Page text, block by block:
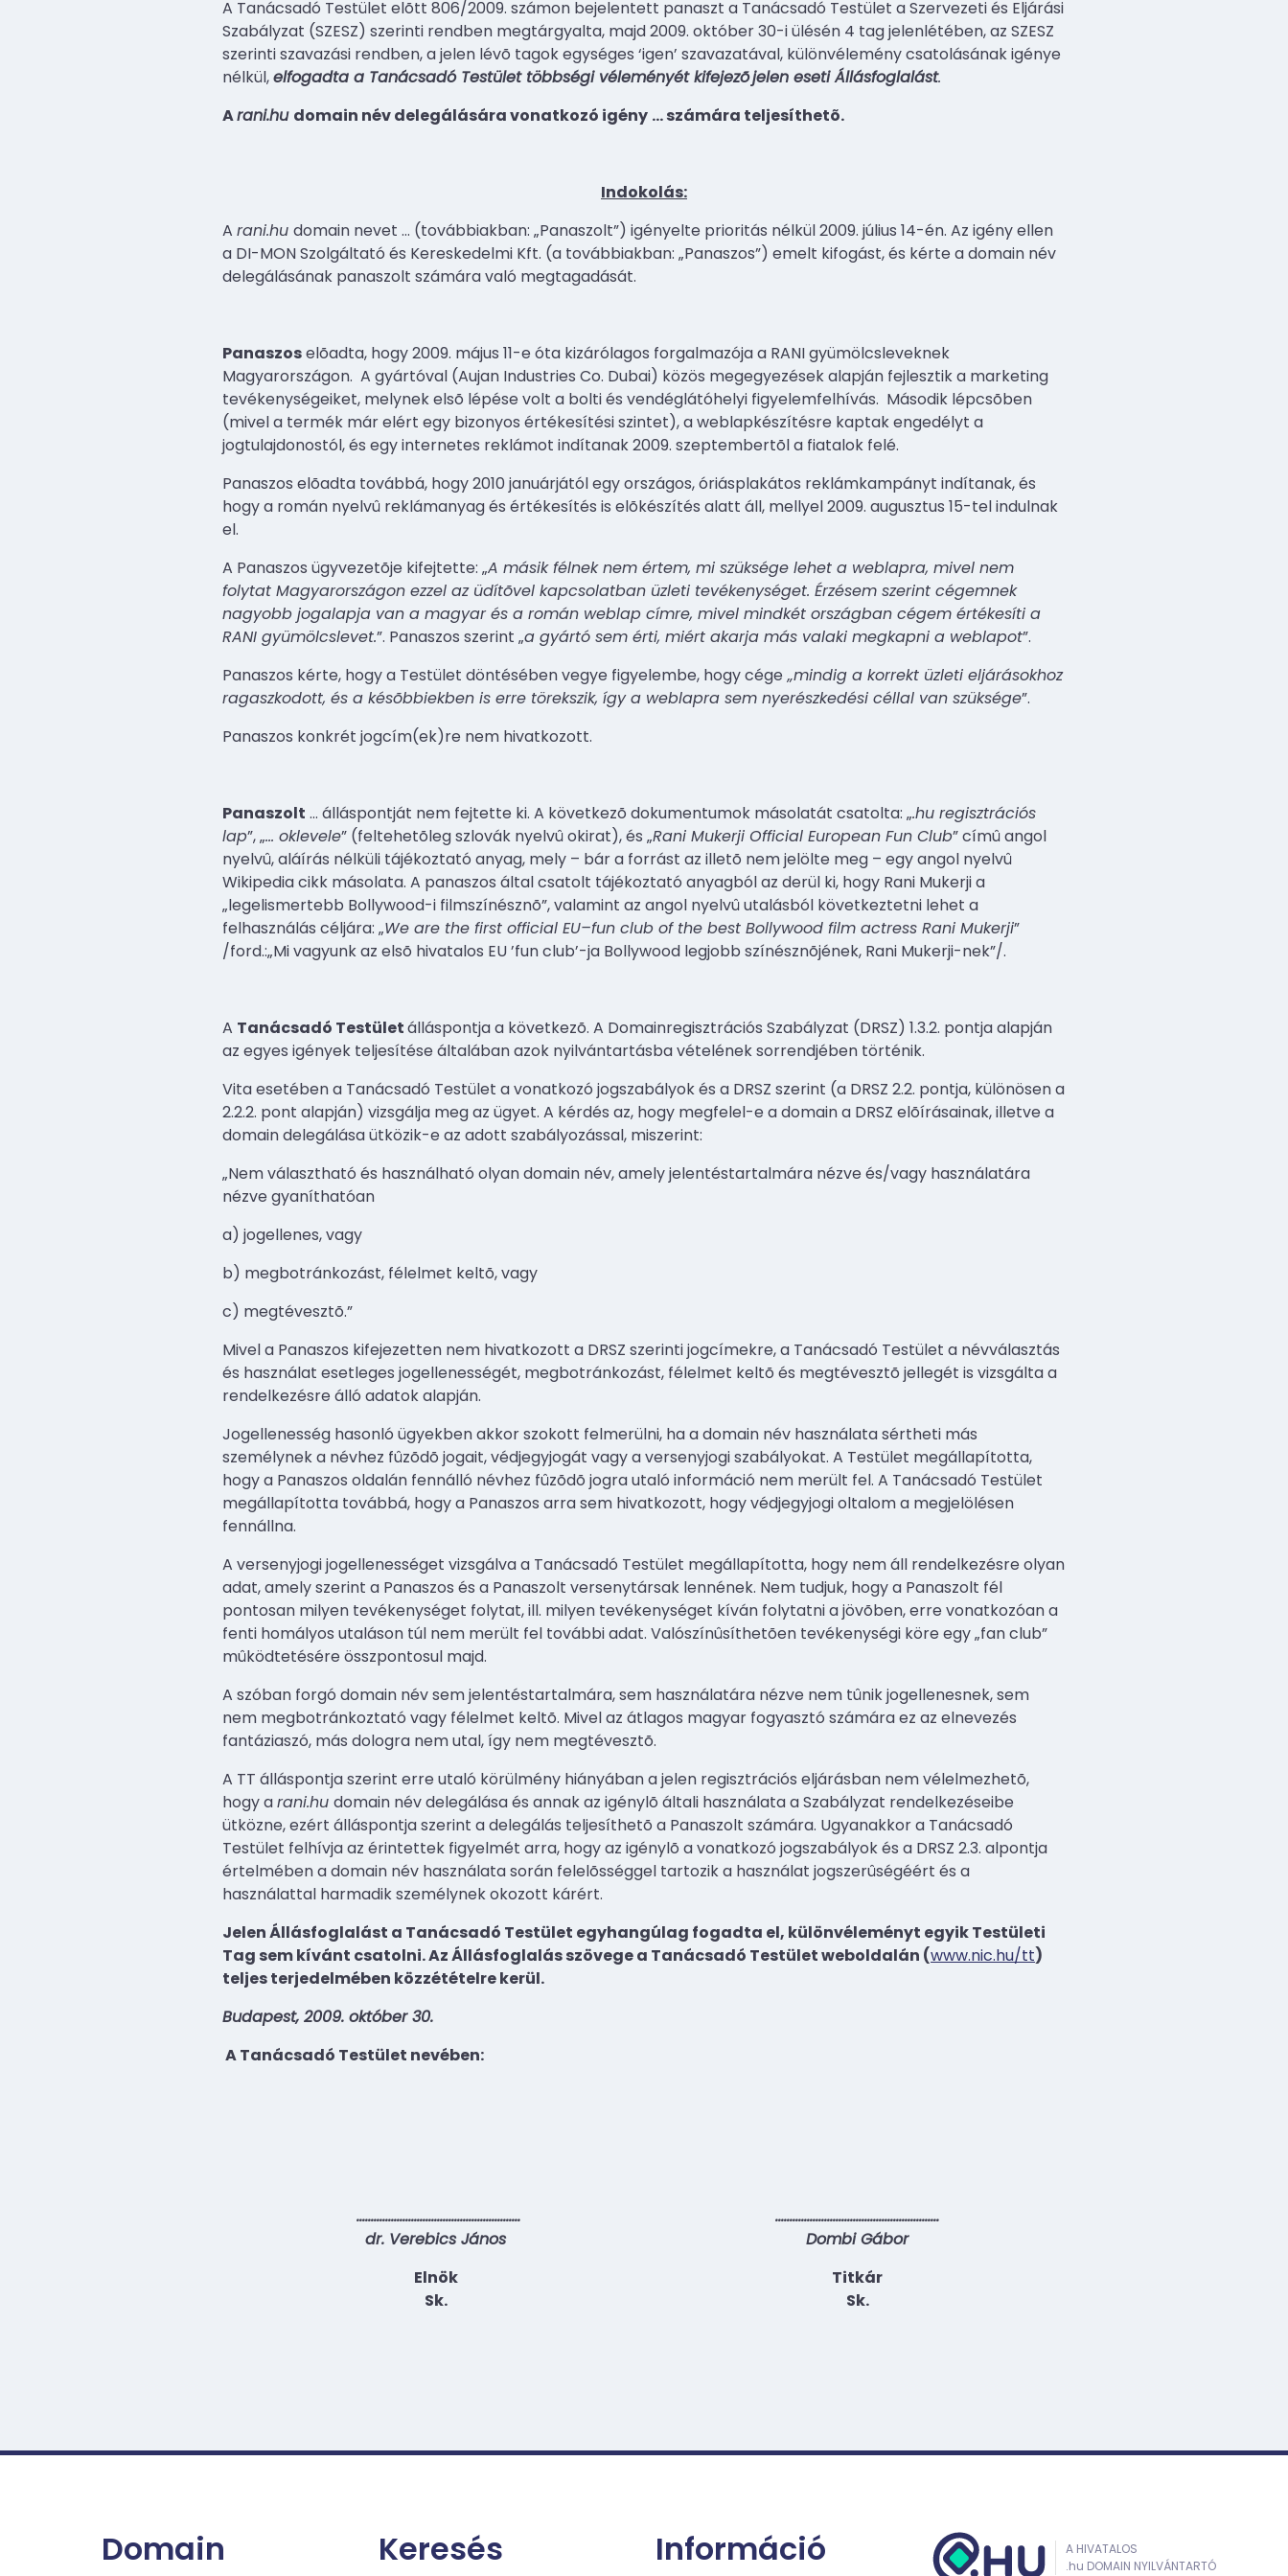
A Tanácsadó Testület elõtt 806/2009. számon bejelentett panaszt a Tanácsadó Testület a Szervezeti és Eljárási
Szabályzat (SZESZ) szerinti rendben megtárgyalta, majd 2009. október 30-i ülésén 4 tag jelenlétében, az SZESZ
szerinti szavazási rendben, a jelen lévõ tagok egységes ‘igen’ szavazatával, különvélemény csatolásának igénye
nélkül,elfogadta a Tanácsadó Testület többségi véleményét kifejezõjelen eseti Állásfoglalást.
Arani.hu domain név delegálására vonatkozó igény …számára teljesíthetõ.
Indokolás:
A rani.hu domain nevet … (továbbiakban: „Panaszolt”) igényelte prioritás nélkül 2009. július 14-én. Az igény ellen
a DI-MON Szolgáltató és Kereskedelmi Kft. (a továbbiakban: „Panaszos”) emelt kifogást, és kérte a domain név
delegálásának panaszolt számára való megtagadását.
Panaszoselõadta, hogy 2009. május 11-e óta kizárólagos forgalmazója a RANI gyümölcsleveknek
Magyarországon. A gyártóval (Aujan Industries Co. Dubai) közös megegyezések alapján fejlesztik a marketing
tevékenységeiket, melynek elsõ lépése volt a bolti és vendéglátóhelyi figyelemfelhívás. Második lépcsõben
(mivel a termék már elért egy bizonyos értékesítési szintet), a weblapkészítésre kaptak engedélyt a
jogtulajdonostól, és egy internetes reklámot indítanak 2009. szeptembertõl a fiatalok felé.
Panaszos elõadta továbbá, hogy 2010 januárjától egy országos, óriásplakátos reklámkampányt indítanak, és
hogy a román nyelvû reklámanyag és értékesítés is elõkészítés alatt áll, mellyel 2009. augusztus 15-tel indulnak
el.
A Panaszos ügyvezetõje kifejtette: „A másik félnek nem értem, mi szüksége lehet a weblapra, mivel nem
folytat Magyarországon ezzel az üdítõvel kapcsolatban üzleti tevékenységet. Érzésem szerint cégemnek
nagyobb jogalapja van a magyar és a román weblap címre, mivel mindkét országban cégem értékesíti a
RANI gyümölcslevet.”. Panaszos szerint „a gyártó sem érti, miért akarja más valaki megkapni a weblapot”.
Panaszos kérte, hogy a Testület döntésében vegye figyelembe, hogy cége „mindig a korrekt üzleti eljárásokhoz
ragaszkodott, és a késõbbiekben is erre törekszik, így a weblapra sem nyerészkedési céllal van szüksége”.
Panaszos konkrét jogcím(ek)re nem hivatkozott.
Panaszolt … álláspontját nem fejtette ki. A következõ dokumentumok másolatát csatolta: „.hu regisztrációs
lap”, „… oklevele” (feltehetõleg szlovák nyelvû okirat), és „Rani Mukerji Official European Fun Club” címû angol
nyelvû, aláírás nélküli tájékoztató anyag, mely – bár a forrást az illetõ nem jelölte meg – egy angol nyelvû
Wikipedia cikk másolata. A panaszos által csatolt tájékoztató anyagból az derül ki, hogy Rani Mukerji a
„legelismertebb Bollywood-i filmszínésznõ”, valamint az angol nyelvû utalásból következtetni lehet a
felhasználás céljára: „We are the first official EU–fun club of the best Bollywood film actress Rani Mukerji”
/ford.:„Mi vagyunk az elsõ hivatalos EU ’fun club’-ja Bollywood legjobb színésznõjének, Rani Mukerji-nek”/.
A Tanácsadó Testületálláspontja a következõ. A Domainregisztrációs Szabályzat (DRSZ) 1.3.2. pontja alapján
az egyes igények teljesítése általában azok nyilvántartásba vételének sorrendjében történik.
Vita esetében a Tanácsadó Testület a vonatkozó jogszabályok és a DRSZ szerint (a DRSZ 2.2. pontja, különösen a
2.2.2. pont alapján) vizsgálja meg az ügyet. A kérdés az, hogy megfelel-e a domain a DRSZ elõírásainak, illetve a
domain delegálása ütközik-e az adott szabályozással, miszerint:
„Nem választható és használható olyan domain név, amely jelentéstartalmára nézve és/vagy használatára
nézve gyaníthatóan
a) jogellenes, vagy
b) megbotránkozást, félelmet keltõ, vagy
c) megtévesztõ.”
Mivel a Panaszos kifejezetten nem hivatkozott a DRSZ szerinti jogcímekre, a Tanácsadó Testület a névválasztás
és használat esetleges jogellenességét, megbotránkozást, félelmet keltõ és megtévesztõ jellegét is vizsgálta a
rendelkezésre álló adatok alapján.
Jogellenesség hasonló ügyekben akkor szokott felmerülni, ha a domain név használata sértheti más
személynek a névhez fûzõdõ jogait, védjegyjogát vagy a versenyjogi szabályokat. A Testület megállapította,
hogy a Panaszos oldalán fennálló névhez fûzõdõ jogra utaló információ nem merült fel. A Tanácsadó Testület
megállapította továbbá, hogy a Panaszos arra sem hivatkozott, hogy védjegyjogi oltalom a megjelölésen
fennállna.
A versenyjogi jogellenességet vizsgálva a Tanácsadó Testület megállapította, hogy nem áll rendelkezésre olyan
adat, amely szerint a Panaszos és a Panaszolt versenytársak lennének. Nem tudjuk, hogy a Panaszolt fél
pontosan milyen tevékenységet folytat, ill. milyen tevékenységet kíván folytatni a jövõben, erre vonatkozóan a
fenti homályos utaláson túl nem merült fel további adat. Valószínûsíthetõen tevékenységi köre egy „fan club”
mûködtetésére összpontosul majd.
A szóban forgó domain név sem jelentéstartalmára, sem használatára nézve nem tûnik jogellenesnek, sem
nem megbotránkoztató vagy félelmet keltõ. Mivel az átlagos magyar fogyasztó számára ez az elnevezés
fantáziaszó, más dologra nem utal, így nem megtévesztõ.
A TT álláspontja szerint erre utaló körülmény hiányában a jelen regisztrációs eljárásban nem vélelmezhetõ,
hogy arani.hu domain név delegálása és annak az igénylõ általi használata a Szabályzat rendelkezéseibe
ütközne, ezért álláspontja szerint a delegálás teljesíthetõ a Panaszolt számára. Ugyanakkor a Tanácsadó
Testület felhívja az érintettek figyelmét arra, hogy az igénylõ a vonatkozó jogszabályok és a DRSZ 2.3. alpontja
értelmében a domain név használata során felelõsséggel tartozik a használat jogszerûségéért és a
használattal harmadik személynek okozott kárért.
Jelen Állásfoglalást a Tanácsadó Testület egyhangúlag fogadta el, különvéleményt egyik Testületi
Tag sem kívánt csatolni. Az Állásfoglalás szövege a Tanácsadó Testület weboldalán (www.nic.hu/tt)
teljes terjedelmében közzétételre kerül.
Budapest, 2009. október 30.
A Tanácsadó Testület nevében:
…………………………………………………
dr. Verebics János
Elnök
Sk.
…………………………………………………
Dombi Gábor
Titkár
Sk.
Domain Keresés Információ
A HIVATALOS
.hu DOMAIN NYILVÁNTARTÓ